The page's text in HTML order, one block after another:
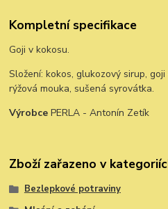
Kompletní specifikace
Goji v kokosu.
Složení: kokos, glukozový sirup,
rýžová mouka, sušená syrovátka.
VýrobcePERLA - Antonín Zetík
Zboží zařazeno v
Bezlepkové potraviny